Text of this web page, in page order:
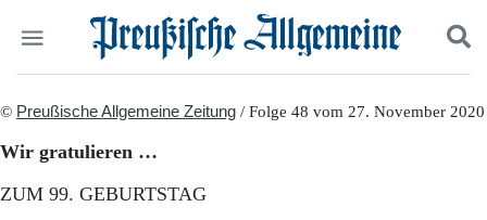
Politik
Panorama
Suchen und finden
© Preußische Allgemeine Zeitung / Folge 48 vom 27. November 2020
Wir gratulieren …
ZUM 99. GEBURTSTAG